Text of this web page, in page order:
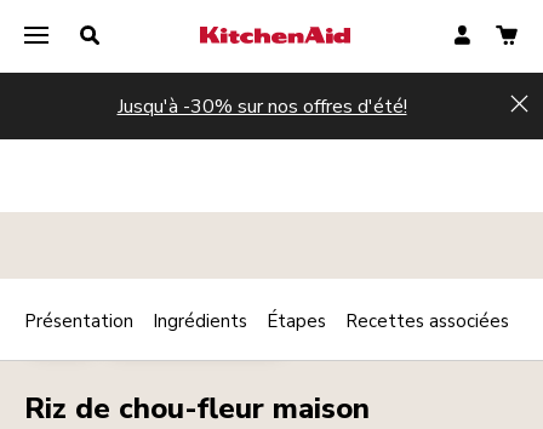
Jusqu'à -30% sur nos offres d'été!
FROID ACCOMPAGNEMENTS Print
Riz de chou-fleur maison
Présentation Ingrédients Étapes Recettes associées